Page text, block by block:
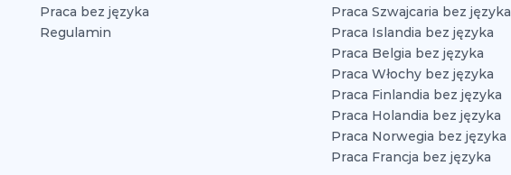
Praca bez języka
Regulamin
Praca Szwajcaria bez języka
Praca Islandia bez języka
Praca Belgia bez języka
Praca Włochy bez języka
Praca Finlandia bez języka
Praca Holandia bez języka
Praca Norwegia bez języka
Praca Francja bez języka